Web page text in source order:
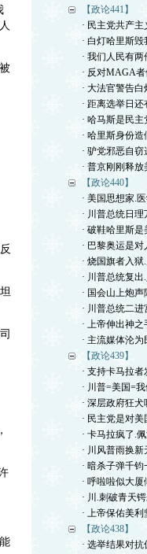
【政论441】
· 民主党共产
· 白灯哈里斯
· 我们人民有
· 反对MAGA
· 大法官警告
· 距离选举日
· 哈马斯是民
· 哈里斯身份
· 驴党邪恶自
· 普京刚刚释
【政论440】
· 美国思想家.
· 川普总统日
· 破鞋哈里斯
· 巴黎奥运是
· 烧国旗者入
· 川普总统复
· 国会山上炮声
· 川普总统二
· 上帝伸出神
· 主流媒体沦
【政论439】
· 支持卡马拉
· 川普=美国=
· 深层政府狂
· 民主党是对
· 卡马拉疯了.
· 川风普雨换
· 暗杀子弹千
· 呼啦啦似大
· 川.刺破青天
· 上帝保佑美
【政论438】
· 选举结果对